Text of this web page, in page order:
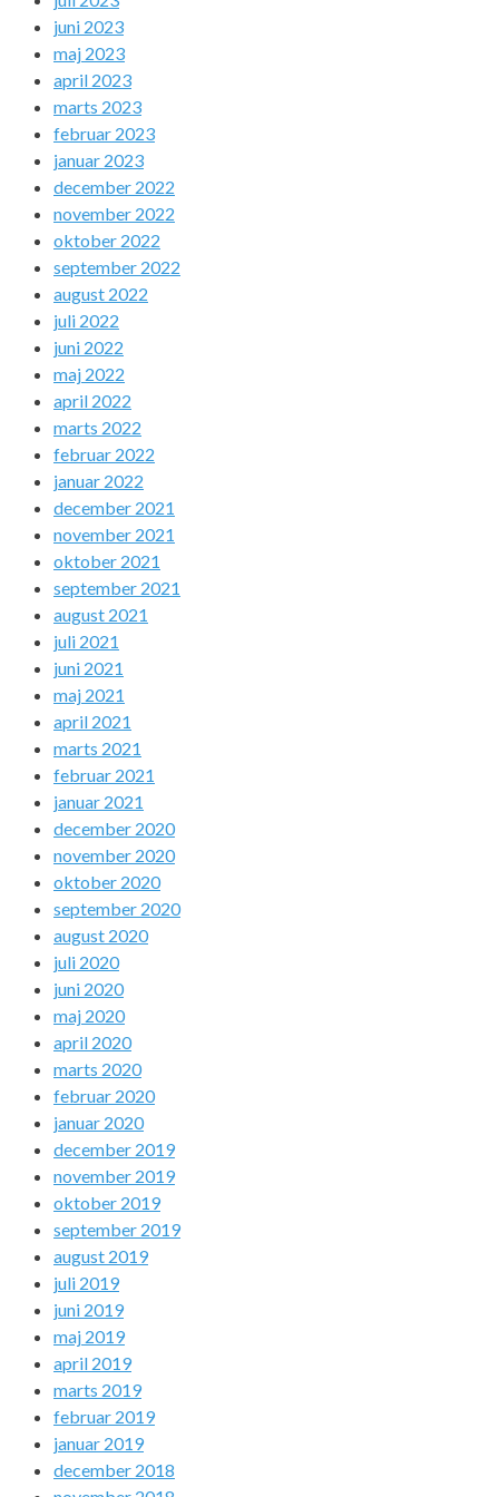
juni 2023
maj 2023
april 2023
marts 2023
februar 2023
januar 2023
december 2022
november 2022
oktober 2022
september 2022
august 2022
juli 2022
juni 2022
maj 2022
april 2022
marts 2022
februar 2022
januar 2022
december 2021
november 2021
oktober 2021
september 2021
august 2021
juli 2021
juni 2021
maj 2021
april 2021
marts 2021
februar 2021
januar 2021
december 2020
november 2020
oktober 2020
september 2020
august 2020
juli 2020
juni 2020
maj 2020
april 2020
marts 2020
februar 2020
januar 2020
december 2019
november 2019
oktober 2019
september 2019
august 2019
juli 2019
juni 2019
maj 2019
april 2019
marts 2019
februar 2019
januar 2019
december 2018